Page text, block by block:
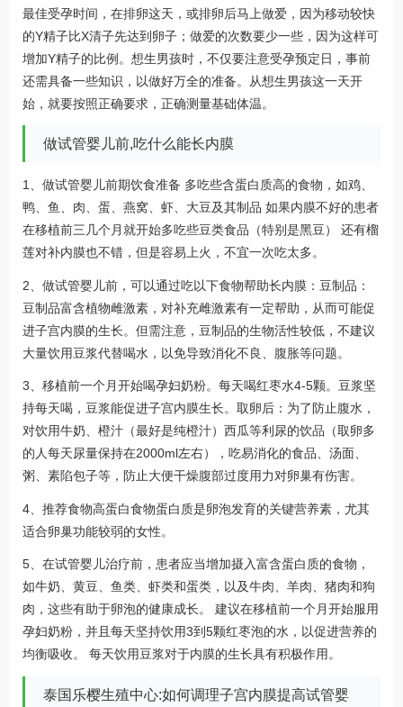
最佳受孕时间，在排卵这天，或排卵后马上做爱，因为移动较快
的Y精子比X清子先达到卵子；做爱的次数要少一些，因为这样可
增加Y精子的比例。想生男孩时，不仅要注意受孕预定日，事前
还需具备一些知识，以做好万全的准备。从想生男孩这一天开
始，就要按照正确要求，正确测量基础体温。
做试管婴儿前,吃什么能长内膜
1、做试管婴儿前期饮食准备 多吃些含蛋白质高的食物，如鸡、
鸭、鱼、肉、蛋、燕窝、虾、大豆及其制品 如果内膜不好的患者
在移植前三几个月就开始多吃些豆类食品（特别是黑豆） 还有榴
莲对补内膜也不错，但是容易上火，不宜一次吃太多。
2、做试管婴儿前，可以通过吃以下食物帮助长内膜：豆制品：
豆制品富含植物雌激素，对补充雌激素有一定帮助，从而可能促
进子宫内膜的生长。但需注意，豆制品的生物活性较低，不建议
大量饮用豆浆代替喝水，以免导致消化不良、腹胀等问题。
3、移植前一个月开始喝孕妇奶粉。每天喝红枣水4-5颗。豆浆坚
持每天喝，豆浆能促进子宫内膜生长。取卵后：为了防止腹水，
对饮用牛奶、橙汁（最好是纯橙汁）西瓜等利尿的饮品（取卵多
的人每天尿量保持在2000ml左右），吃易消化的食品、汤面、
粥、素陷包子等，防止大便干燥腹部过度用力对卵巢有伤害。
4、推荐食物高蛋白食物蛋白质是卵泡发育的关键营养素，尤其
适合卵巢功能较弱的女性。
5、在试管婴儿治疗前，患者应当增加摄入富含蛋白质的食物，
如牛奶、黄豆、鱼类、虾类和蛋类，以及牛肉、羊肉、猪肉和狗
肉，这些有助于卵泡的健康成长。 建议在移植前一个月开始服用
孕妇奶粉，并且每天坚持饮用3到5颗红枣泡的水，以促进营养的
均衡吸收。 每天饮用豆浆对于内膜的生长具有积极作用。
泰国乐樱生殖中心:如何调理子宫内膜提高试管婴